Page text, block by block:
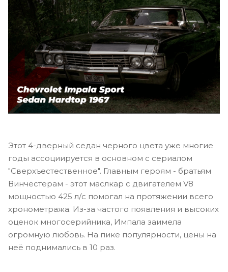
Этот 4-дверный седан черного цвета уже многие
годы ассоциируется в основном с сериалом
"Сверхъестественное". Главным героям - братьям
Винчестерам - этот маслкар с двигателем V8
мощностью 425 л/с помогал на протяжении всего
хронометража. Из-за частого появления и высоких
оценок многосерийника, Импала заимела
огромную любовь. На пике популярности, цены на
неё поднимались в 10 раз.